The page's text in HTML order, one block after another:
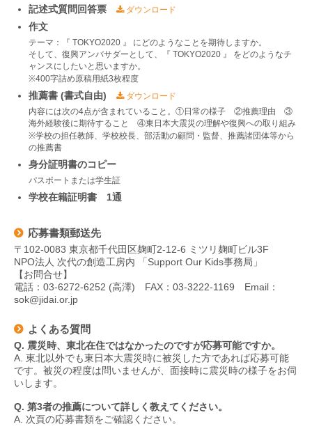
記述式質問回答票 ダウンロード
作文
テーマ：『 TOKYO2020 』 にどのようなことを期待しますか。
そして、復興アンバサダーとして、『 TOKYO2020 』 をどのようなチ
ャンスにしたいと思いますか。
※400字詰め原稿用紙3枚程度
推薦書 (書式自由)
ダウンロード
内容には次の4点が含まれていること。①日常の様子 ②推薦理由 ③
海外経験後に期待すること ④東日本大震災の理解や復興への取り組み
※学校の担任教師、学校校長、部活動の顧問・監督、推薦諸団体等から
の推薦書
身分証明書のコピー
パスポートまたは学生証
学校在籍証明書 1通
応募書類郵送先
〒102-0083 東京都千代田区麹町2-12-6 ミツリ麹町ビル3F
NPO法人 次代の創造工房内 「Support Our Kids事務局」
【お問合せ】
電話：03-6272-6252 (高澤) FAX：03-3222-1169 Email：
sok@jidai.or.jp
よくある質問
Q. 震災時、東北在住ではなかったのですが応募可能ですか。
A. 東北以外でも東日本大震災時に被災した方であれば応募可能
です。被災の程度は問いませんが、面接時に震災時の様子をお伺
いします。
Q. 第3者の推薦について詳しく教えてください。
A. 次頁の応募書類をご確認ください。